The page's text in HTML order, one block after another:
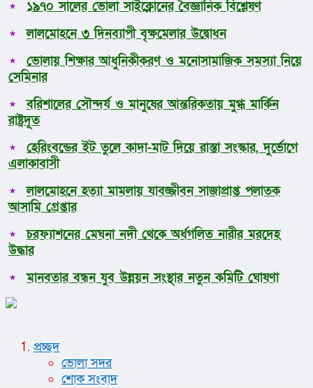
১৯৭০ সালের ভোলা সাইক্লোনের বৈজ্ঞানিক বিশ্লেষণ
লালমোহনে ৩ দিনব্যাপী বৃক্ষমেলার উদ্বোধন
ভোলায় শিক্ষার আধুনিকীকরণ ও মনোসামাজিক সমস্যা নিয়ে
সেমিনার
বরিশালের সৌন্দর্য ও মানুষের আন্তরিকতায় মুগ্ধ মার্কিন
রাষ্ট্রদূত
হেরিংবন্ডের ইট তুলে কাদা-মাট দিয়ে রাস্তা সংস্কার, দুর্ভোগে
এলাকাবাসী
লালমোহনে হত্যা মামলায় যাবজ্জীবন সাজাপ্রাপ্ত পলাতক
আসামি গ্রেপ্তার
চরফ্যাশনের মেঘনা নদী থেকে অর্ধগলিত নারীর মরদেহ
উদ্ধার
মানবতার বন্ধন যুব উন্নয়ন সংস্থার নতুন কমিটি ঘোষণা
প্রচ্ছদ
ভোলা সদর
শোক সংবাদ